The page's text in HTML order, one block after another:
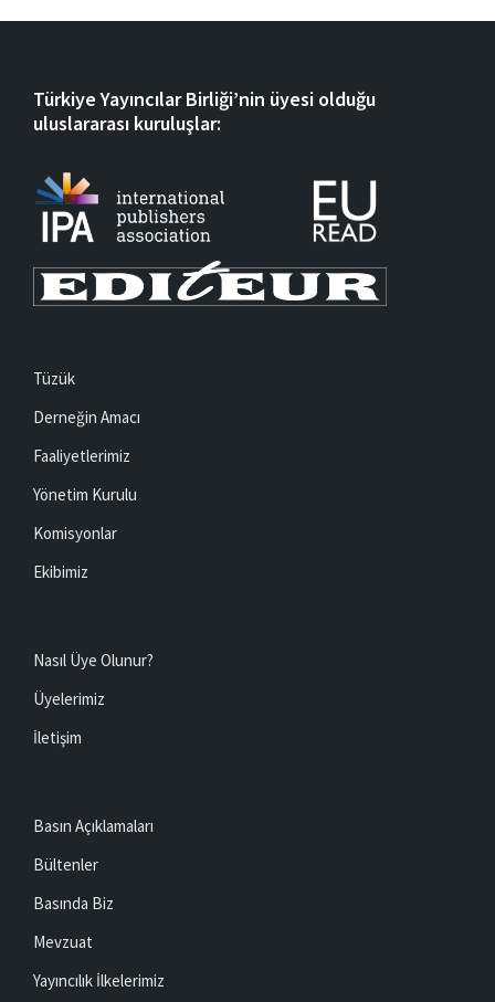
Türkiye Yayıncılar Birliği’nin üyesi olduğu
uluslararası kuruluşlar:
Tüzük
Derneğin Amacı
Faaliyetlerimiz
Yönetim Kurulu
Komisyonlar
Ekibimiz
Nasıl Üye Olunur?
Üyelerimiz
İletişim
Basın Açıklamaları
Bültenler
Basında Biz
Mevzuat
Yayıncılık İlkelerimiz